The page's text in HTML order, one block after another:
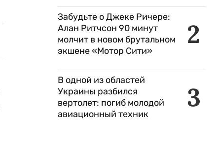
2
Забудьте о Джеке Ричере:
Алан Ритчсон 90 минут
молчит в новом брутальном
экшене «Мотор Сити»
3
В одной из областей
Украины разбился
вертолет: погиб молодой
авиационный техник